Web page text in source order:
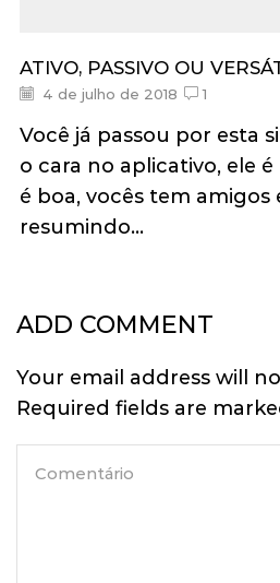
ATIVO, PASSIVO OU
4 de julho de 2018 1
Você já passou por esta
o cara no aplicativo, ele
é boa, vocês tem amigos
resumindo...
ADD COMMENT
Your email address will
Required fields are